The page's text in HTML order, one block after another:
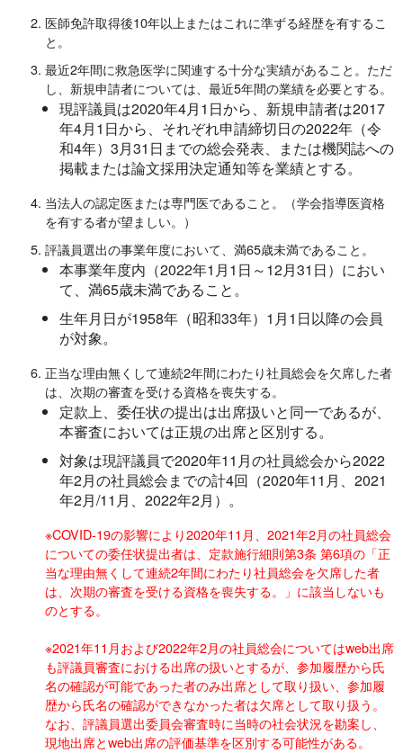
医師免許取得後10年以上またはこれに準ずる経歴を有するこ
と。
最近2年間に救急医学に関連する十分な実績があること。ただ
し、新規申請者については、最近5年間の業績を必要とする。
現評議員は2020年4月1日から、新規申請者は2017
年4月1日から、それぞれ申請締切日の2022年（令
和4年）3月31日までの総会発表、または機関誌への
掲載または論文採用決定通知等を業績とする。
当法人の認定医または専門医であること。（学会指導医資格
を有する者が望ましい。）
評議員選出の事業年度において、満65歳未満であること。
本事業年度内（2022年1月1日～12月31日）におい
て、満65歳未満であること。
生年月日が1958年（昭和33年）1月1日以降の会員
が対象。
正当な理由無くして連続2年間にわたり社員総会を欠席した者
は、次期の審査を受ける資格を喪失する。
定款上、委任状の提出は出席扱いと同一であるが、
本審査においては正規の出席と区別する。
対象は現評議員で2020年11月の社員総会から2022
年2月の社員総会までの計4回（2020年11月、2021
年2月/11月、2022年2月）。
※COVID-19の影響により2020年11月、2021年2月の社員総会
についての委任状提出者は、定款施行細則第3条 第6項の「正
当な理由無くして連続2年間にわたり社員総会を欠席した者
は、次期の審査を受ける資格を喪失する。」に該当しないも
のとする。
※2021年11月および2022年2月の社員総会についてはweb出席
も評議員審査における出席の扱いとするが、参加履歴から氏
名の確認が可能であった者のみ出席として取り扱い、参加履
歴から氏名の確認ができなかった者は欠席として取り扱う。
なお、評議員選出委員会審査時に当時の社会状況を勘案し、
現地出席とweb出席の評価基準を区別する可能性がある。